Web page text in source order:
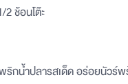
ช้อนโต๊ะ‍
พริกน้ำปลารสเด็ด อร่อยนัว